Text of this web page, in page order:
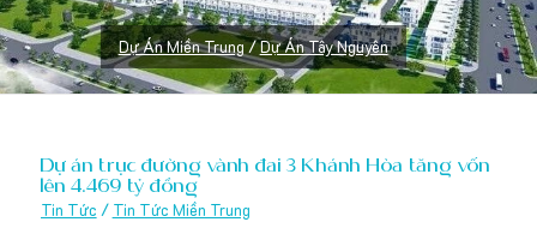
Dự Án Miền Trung/Dự Án Tây Nguyên
Dự án trục đường vành đai 3 Khánh Hòa tăng vốn
lên 4.469 tỷ đồng
Tin Tức / Tin Tức Miền Trung